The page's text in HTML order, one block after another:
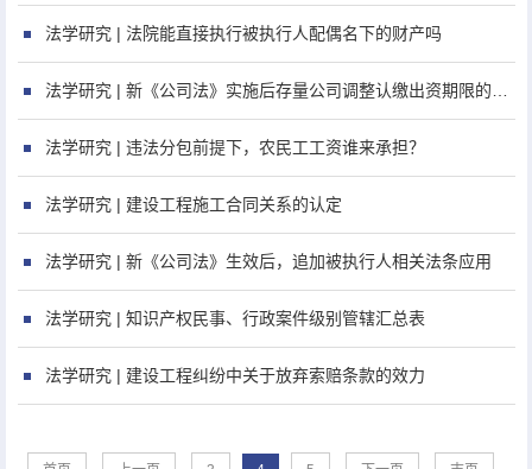
法学研究 | 法院能直接执行被执行人配偶名下的财产吗
法学研究 | 违法分包前提下，农民工工资谁来承担？
法学研究 | 建设工程施工合同关系的认定
法学研究 | 新《公司法》生效后，追加被执行人相关法条应用
法学研究 | 知识产权民事、行政案件级别管辖汇总表
法学研究 | 建设工程纠纷中关于放弃索赔条款的效力